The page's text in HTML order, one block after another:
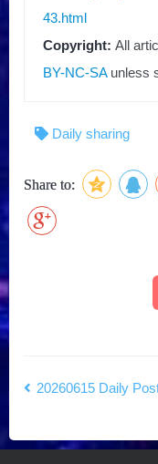
43.html
Copyright: All
BY-NC-SAunless
Daily sharing
Share to:
20260615 Daily